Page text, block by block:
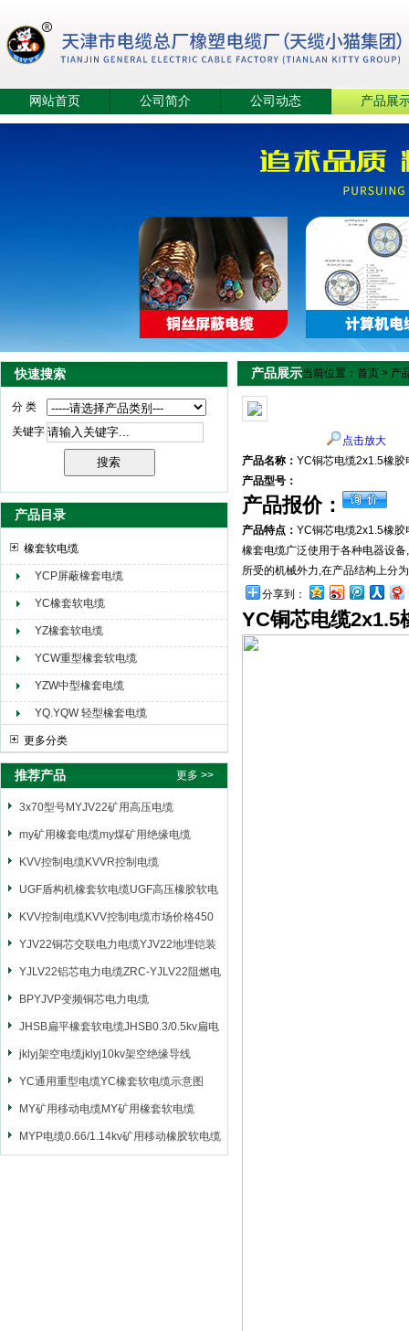
天津市电缆总厂橡塑电缆厂（天缆小猫集团）
网站首页 公司简介 公司动态 产品展
快速搜索
分 类
关键字
产品目录
橡套软电缆
YCP屏蔽橡套电缆
YC橡套软电缆
YZ橡套软电缆
YCW重型橡套软电缆
YZW中型橡套电缆
YQ.YQW 轻型橡套电缆
更多分类
推荐产品 更多 >>
3x70型号MYJV22矿用高压电缆
my矿用橡套电缆my煤矿用绝缘电缆
KVV控制电缆KVVR控制电缆
UGF盾构机橡套软电缆UGF高压橡胶软电
缆
KVV控制电缆KVV控制电缆市场价格450
YJV22铜芯交联电力电缆YJV22地埋铠装
电源电缆
YJLV22铝芯电力电缆ZRC-YJLV22阻燃电
力电缆
BPYJVP变频铜芯电力电缆
JHSB扁平橡套软电缆JHSB0.3/0.5kv扁电
缆
jklyj架空电缆jklyj10kv架空绝缘导线
YC通用重型电缆YC橡套软电缆示意图
MY矿用移动电缆MY矿用橡套软电缆
MYP电缆0.66/1.14kv矿用移动橡胶软电缆
产品展示当前位置： 首页 > 产
点击放大
产品名称： YC铜芯电缆2x1.5橡胶
产品型号：
产品报价：
产品特点： YC铜芯电缆2x1.5橡胶
橡套电缆广泛使用于各种电器设
所受的机械外力,在产品结构上分
分享到：
YC铜芯电缆2x1.5